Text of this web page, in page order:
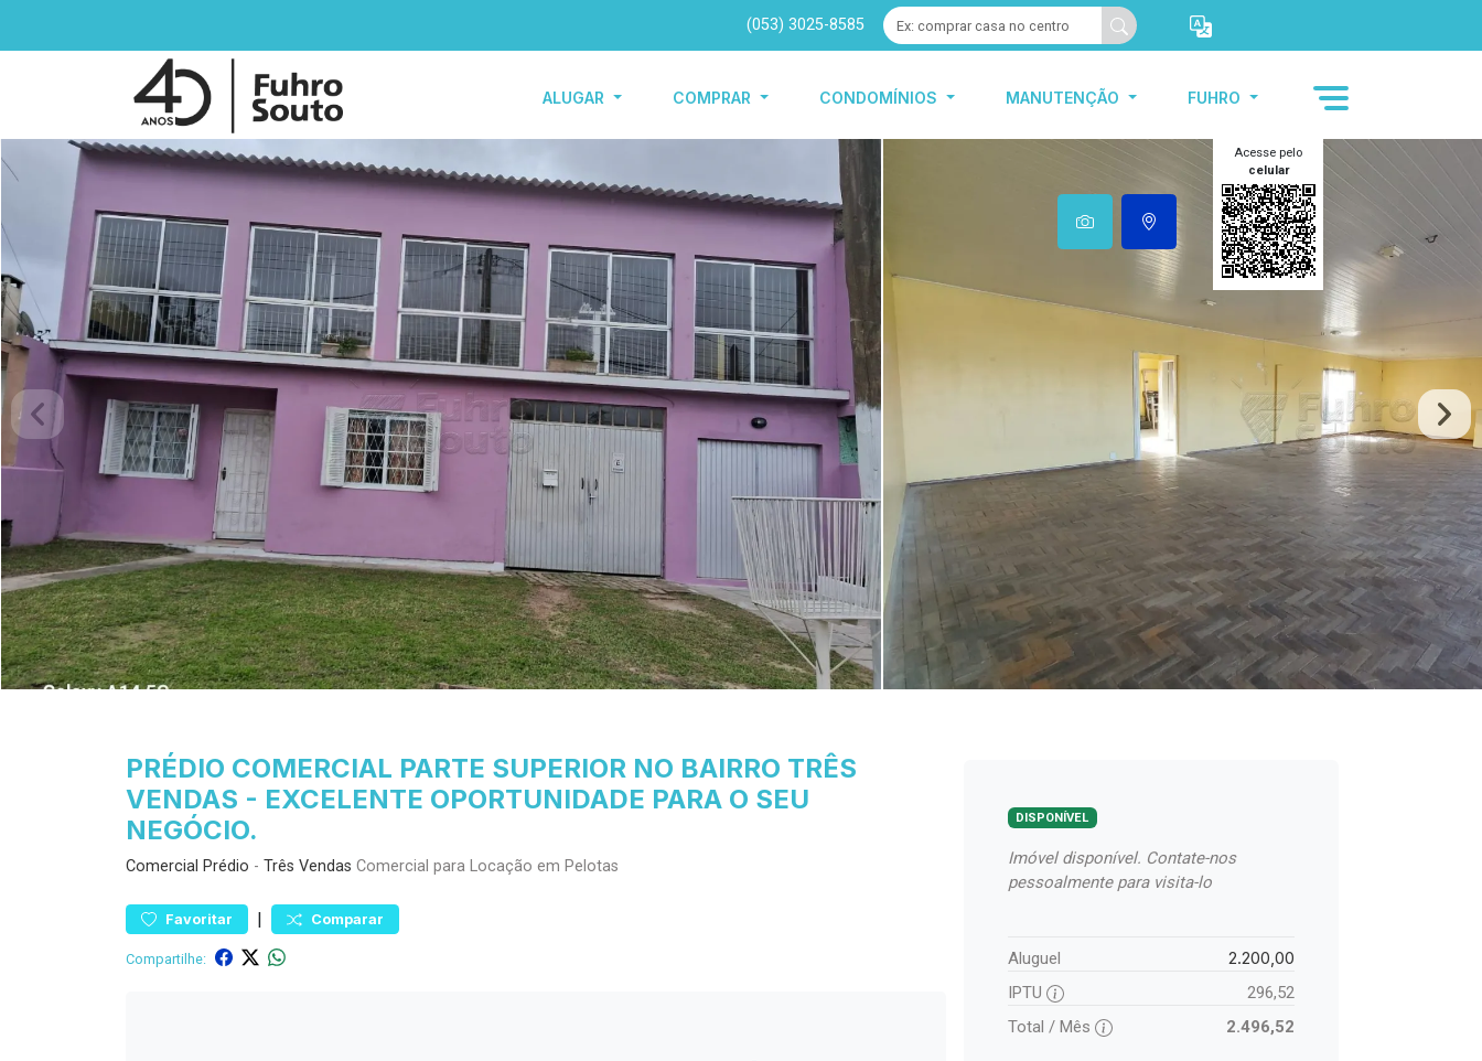
(053) 3025-8585
ALUGAR COMPRAR CONDOMÍNIOS MANUTENÇÃO FUHRO
Acesse pelo
celular
PRÉDIO COMERCIAL PARTE SUPERIOR NO BAIRRO TRÊS
VENDAS - EXCELENTE OPORTUNIDADE PARA O SEU
NEGÓCIO.
Comercial Prédio - Três Vendas Comercial para Locação em Pelotas
Favoritar | Comparar
Compartilhe:
DISPONÍVEL
Imóvel disponível. Contate-nos
pessoalmente para visita-lo
Aluguel 2.200,00
IPTU
296,52
Total / Mês
2.496,52